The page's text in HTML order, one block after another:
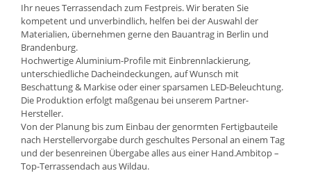
Ihr neues Terrassendach zum Festpreis. Wir beraten Sie
kompetent und unverbindlich, helfen bei der Auswahl der
Materialien, übernehmen gerne den Bauantrag in Berlin und
Brandenburg.
Hochwertige Aluminium-Profile mit Einbrennlackierung,
unterschiedliche Dacheindeckungen, auf Wunsch mit
Beschattung & Markise oder einer sparsamen LED-Beleuchtung.
Die Produktion erfolgt maßgenau bei unserem Partner-
Hersteller.
Von der Planung bis zum Einbau der genormten Fertigbauteile
nach Herstellervorgabe durch geschultes Personal an einem Tag
und der besenreinen Übergabe alles aus einer Hand.Ambitop –
Top-Terrassendach aus Wildau.